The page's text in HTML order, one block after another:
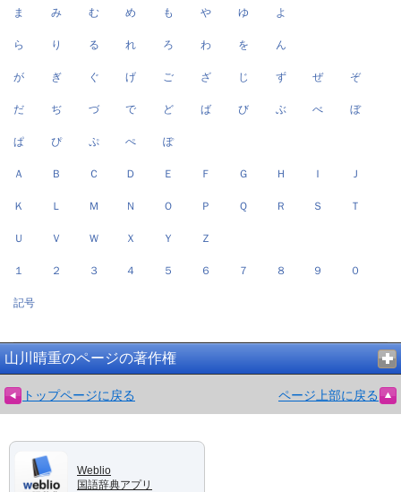
ま み む め も や ゆ よ
ら り る れ ろ わ を ん
が ぎ ぐ げ ご ざ じ ず ぜ ぞ
だ ぢ づ で ど ば び ぶ べ ぼ
ぱ ぴ ぷ ぺ ぽ
Ａ Ｂ Ｃ Ｄ Ｅ Ｆ Ｇ Ｈ Ｉ Ｊ
Ｋ Ｌ Ｍ Ｎ Ｏ Ｐ Ｑ Ｒ Ｓ Ｔ
Ｕ Ｖ Ｗ Ｘ Ｙ Ｚ
１ ２ ３ ４ ５ ６ ７ ８ ９ ０
記号
山川晴重のページの著作権
トップページに戻る ページ上部に戻る
Weblio
国語辞典アプリ